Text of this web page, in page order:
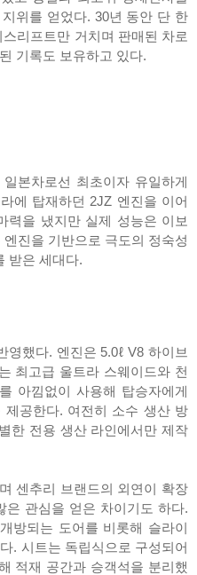
위를 얻었다. 30년 동안 단 한
리프트만 거치며 판매된 차로
기록도 보유하고 있다.
본차로선 최초이자 유일하게
에 탑재하던 2JZ 엔진을 이어
력을 냈지만 실제 성능은 이보
진을 기반으로 극도의 정숙성
받은 세대다.
영했다. 엔진은 5.0ℓ V8 하이브
최고급 울트라 스웨이드와 천
아낌없이 사용해 탑승자에게
공한다. 여전히 소수 생산 방
한 전용 생산 라인에서만 제작
센추리 브랜드의 외연이 확장
은 관심을 얻은 차이기도 하다.
방되는 도어를 비롯해 슬라이
. 시트는 독립식으로 구성되어
적재 공간과 승객석을 분리했